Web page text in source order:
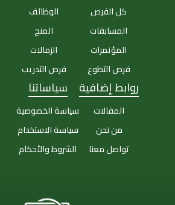
كل الفرص
المسابقات
المؤتمرات
فرص التطوع
الوظائف
المنح
الزمالات
فرص التدريب
روابط إضافية
المقالات
من نحن
تواصل معنا
سياساتنا
سياسة الخصوصية
سياسة الاستخدام
الشروط والأحكام